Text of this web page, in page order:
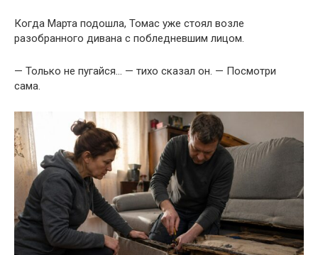
Когда Марта подошла, Томас уже стоял возле
разобранного дивана с побледневшим лицом.
— Только не пугайся… — тихо сказал он. — Посмотри
сама.